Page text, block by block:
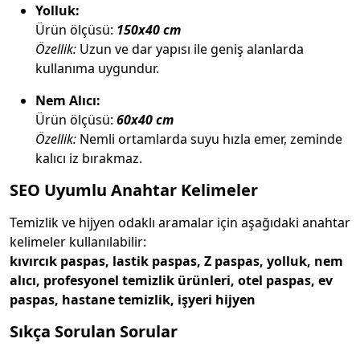
Yolluk:
Ürün ölçüsü: 150x40 cm
Özellik: Uzun ve dar yapısı ile geniş alanlarda
kullanıma uygundur.
Nem Alıcı:
Ürün ölçüsü: 60x40 cm
Özellik: Nemli ortamlarda suyu hızla emer, zeminde
kalıcı iz bırakmaz.
SEO Uyumlu Anahtar Kelimeler
Temizlik ve hijyen odaklı aramalar için aşağıdaki anahtar
kelimeler kullanılabilir:
kıvırcık paspas, lastik paspas, Z paspas, yolluk, nem
alıcı, profesyonel temizlik ürünleri, otel paspas, ev
paspas, hastane temizlik, işyeri hijyen
Sıkça Sorulan Sorular